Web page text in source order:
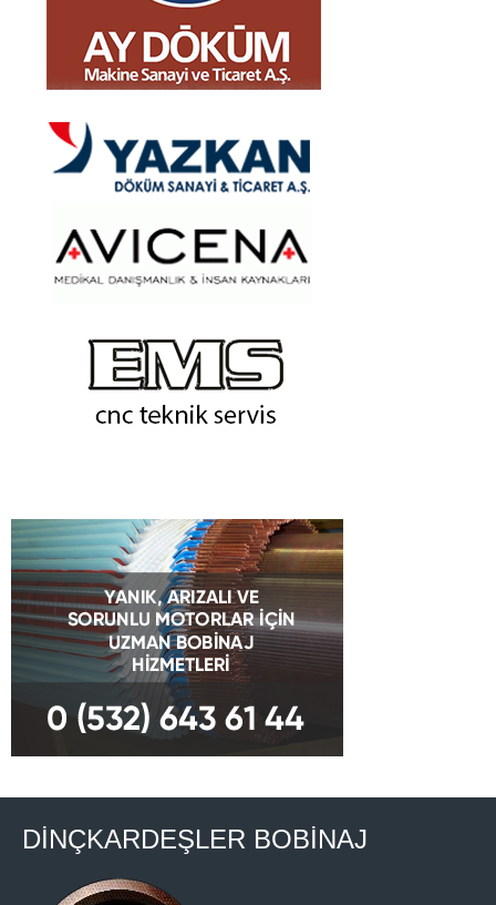
DİNÇKARDEŞLER BOBİNAJ